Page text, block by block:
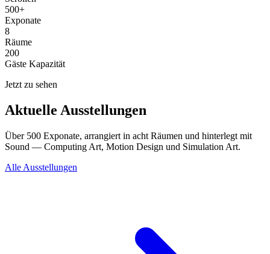
500+
Exponate
8
Räume
200
Gäste Kapazität
Jetzt zu sehen
Aktuelle Ausstellungen
Über 500 Exponate, arrangiert in acht Räumen und hinterlegt mit
Sound — Computing Art, Motion Design und Simulation Art.
Alle Ausstellungen